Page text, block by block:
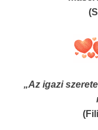
„Az igazi